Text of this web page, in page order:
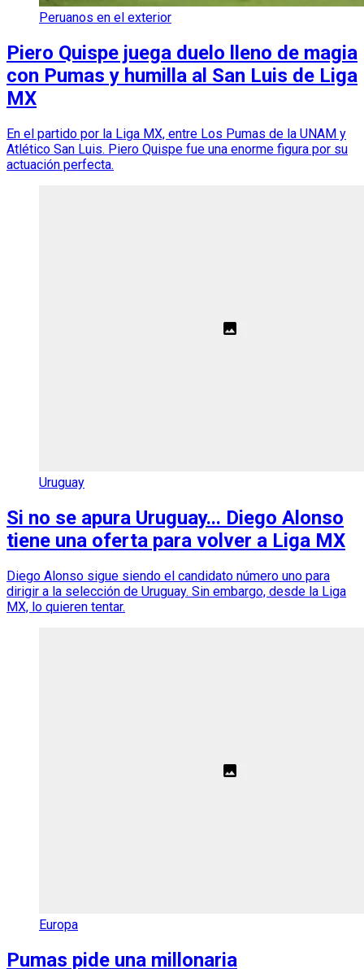
Peruanos en el exterior
Piero Quispe juega duelo lleno de magia
con Pumas y humilla al San Luis de Liga
MX
En el partido por la Liga MX, entre Los Pumas de la UNAM y
Atlético San Luis. Piero Quispe fue una enorme figura por su
actuación perfecta.
Uruguay
Si no se apura Uruguay... Diego Alonso
tiene una oferta para volver a Liga MX
Diego Alonso sigue siendo el candidato número uno para
dirigir a la selección de Uruguay. Sin embargo, desde la Liga
MX, lo quieren tentar.
Europa
Pumas pide una millonaria